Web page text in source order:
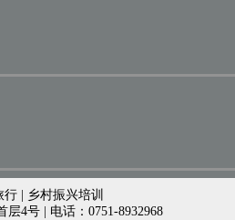
| 乡村振兴培训
4号 | 电话：0751-8932968